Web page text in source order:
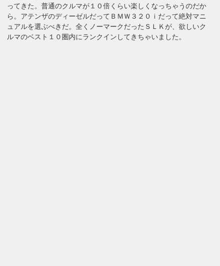
ってきた。普通のクルマが１０倍くらい楽しくなっちゃうのだか
ら。アテンザのディーゼルだってＢＭＷ３２０ｉだって絶対マニ
ュアルを選ぶべきだ。全くノーマークだったＳＬＫが、欲しいク
ルマのベスト１０圏内にランクインしてきちゃいました。